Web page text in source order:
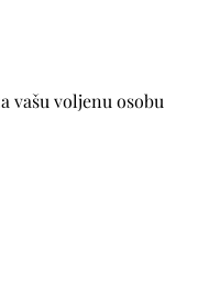
vašu voljenu osobu